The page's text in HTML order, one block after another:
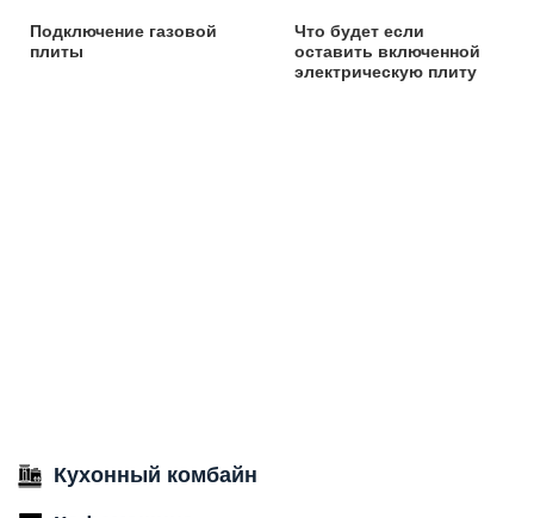
Подключение газовой
плиты
Что будет если
оставить включенной
электрическую плиту
Кухонный комбайн